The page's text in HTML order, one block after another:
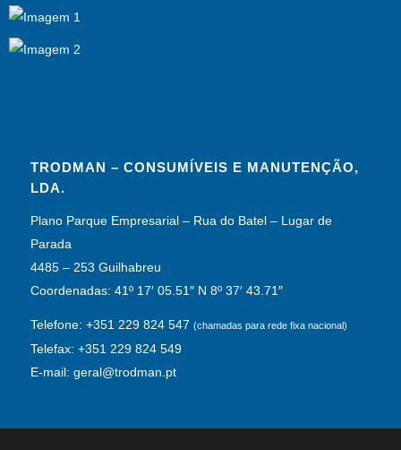
TRODMAN – CONSUMÍVEIS E MANUTENÇÃO,
LDA.
Plano Parque Empresarial – Rua do Batel – Lugar de
Parada
4485 – 253 Guilhabreu
Coordenadas: 41º 17′ 05.51″ N 8º 37′ 43.71″
Telefone: +351 229 824 547(chamadas para rede fixa nacional)
Telefax: +351 229 824 549
E-mail: geral@trodman.pt